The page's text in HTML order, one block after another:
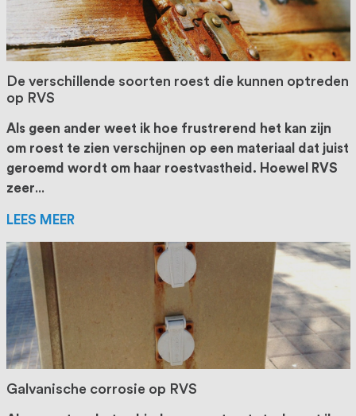
De verschillende soorten roest die kunnen optreden
op RVS
Als geen ander weet ik hoe frustrerend het kan zijn
om roest te zien verschijnen op een materiaal dat juist
geroemd wordt om haar roestvastheid. Hoewel RVS
zeer...
LEES MEER
Galvanische corrosie op RVS